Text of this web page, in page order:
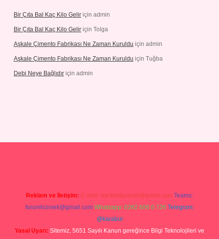
Bir Çıta Bal Kaç Kilo Gelir için admin
Bir Çıta Bal Kaç Kilo Gelir için Tolga
Aşkale Çimento Fabrikası Ne Zaman Kuruldu için admin
Aşkale Çimento Fabrikası Ne Zaman Kuruldu için Tuğba
Debi Neye Bağlıdır için admin
Reklam ve İletişim: E-mail: backlinkpaneli@gmail.com Teams:
forumhizmeti@gmail.com Whatsapp: 0262 606 0 726 Telegram:
@karabul
Yasal Uyarı: Sitemiz, 5651 Sayılı Kanun gereğince Bilgi Teknolojileri ve